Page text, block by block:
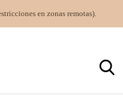
en zonas remotas).